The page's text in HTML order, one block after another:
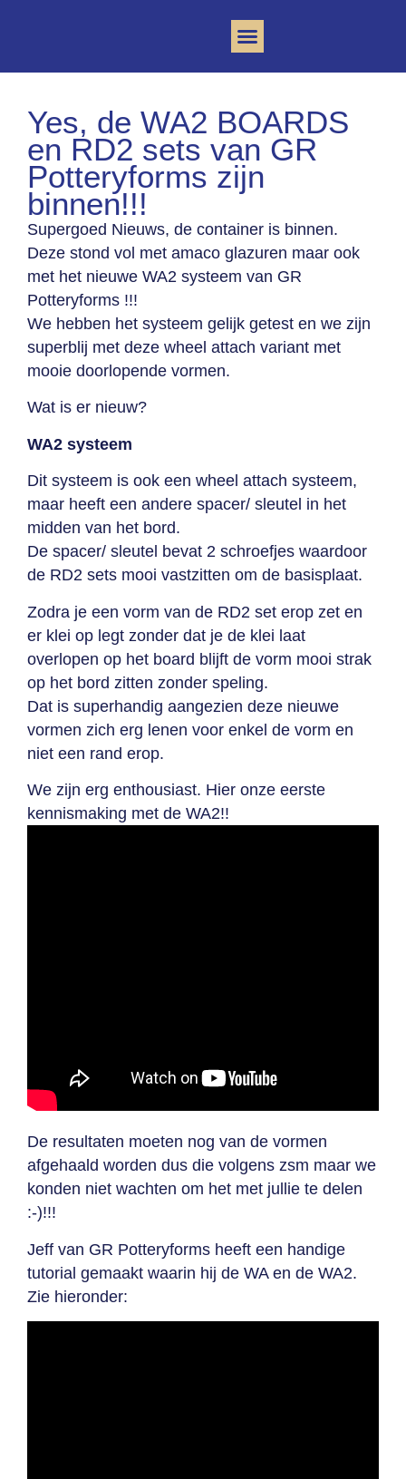
Yes, de WA2 BOARDS
en RD2 sets van GR
Potteryforms zijn
binnen!!!
Supergoed Nieuws, de container is binnen.
Deze stond vol met amaco glazuren maar ook
met het nieuwe WA2 systeem van GR
Potteryforms !!!
We hebben het systeem gelijk getest en we zijn
superblij met deze wheel attach variant met
mooie doorlopende vormen.
Wat is er nieuw?
WA2 systeem
Dit systeem is ook een wheel attach systeem,
maar heeft een andere spacer/ sleutel in het
midden van het bord.
De spacer/ sleutel bevat 2 schroefjes waardoor
de RD2 sets mooi vastzitten om de basisplaat.
Zodra je een vorm van de RD2 set erop zet en
er klei op legt zonder dat je de klei laat
overlopen op het board blijft de vorm mooi strak
op het bord zitten zonder speling.
Dat is superhandig aangezien deze nieuwe
vormen zich erg lenen voor enkel de vorm en
niet een rand erop.
We zijn erg enthousiast. Hier onze eerste
kennismaking met de WA2!!
De resultaten moeten nog van de vormen
afgehaald worden dus die volgens zsm maar we
konden niet wachten om het met jullie te delen
:-)!!!
Jeff van GR Potteryforms heeft een handige
tutorial gemaakt waarin hij de WA en de WA2.
Zie hieronder: